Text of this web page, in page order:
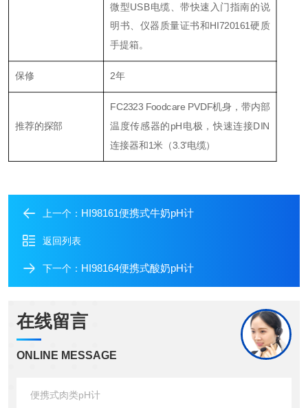
微型USB电缆、带快速入门指南的说
明书、仪器质量证书和HI720161硬质
手提箱。
保修 2年
推荐的探部
FC2323 Foodcare PVDF机身，带内部
温度传感器的pH电极，快速连接DIN
连接器和1米（3.3'电缆）
上一个： HI98161便携式牛奶pH计
返回列表
下一个： HI98164便携式酸奶pH计
在线留言
ONLINE MESSAGE